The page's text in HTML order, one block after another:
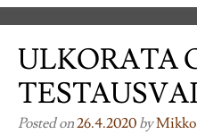
ULKORATA
Posted on26.4.2020 by